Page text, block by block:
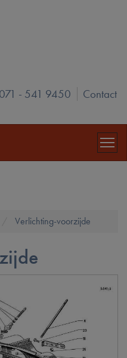
- 541 9450
Contact
Verlichting-voorzijde